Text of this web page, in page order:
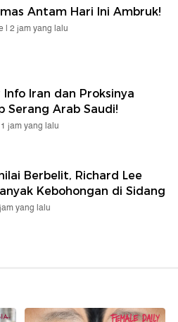
Antam Hari Ini Ambruk!
| 2 jam yang lalu
Info Iran dan Proksinya
Serang Arab Saudi!
1 jam yang lalu
Berbelit, Richard Lee
Kebohongan di Sidang
yang lalu